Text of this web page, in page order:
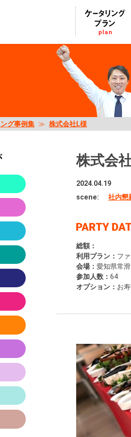
グ事例集 ≫ 株式会社L様
株式会
2024.04.19
scene:
社内懇
総額：
利用プラン： フ
会場： 愛知県常
参加人数： 64
オプション： お